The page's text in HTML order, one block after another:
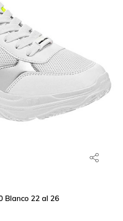
Blanco 22 al 26